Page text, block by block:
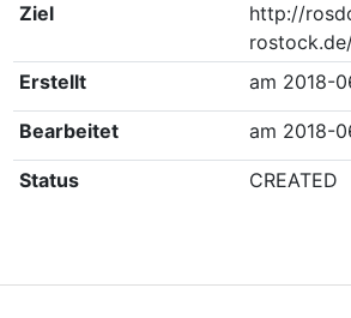
Ziel
http://
Erstellt
am 2018-
Bearbeitet am 2018-
Status CREATED